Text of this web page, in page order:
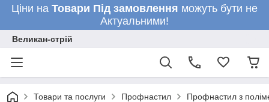
Ціни на Товари Під замовлення можуть бути не
Актуальними!
Великан-стрій
Товари та послуги Профнастил Профнастил з